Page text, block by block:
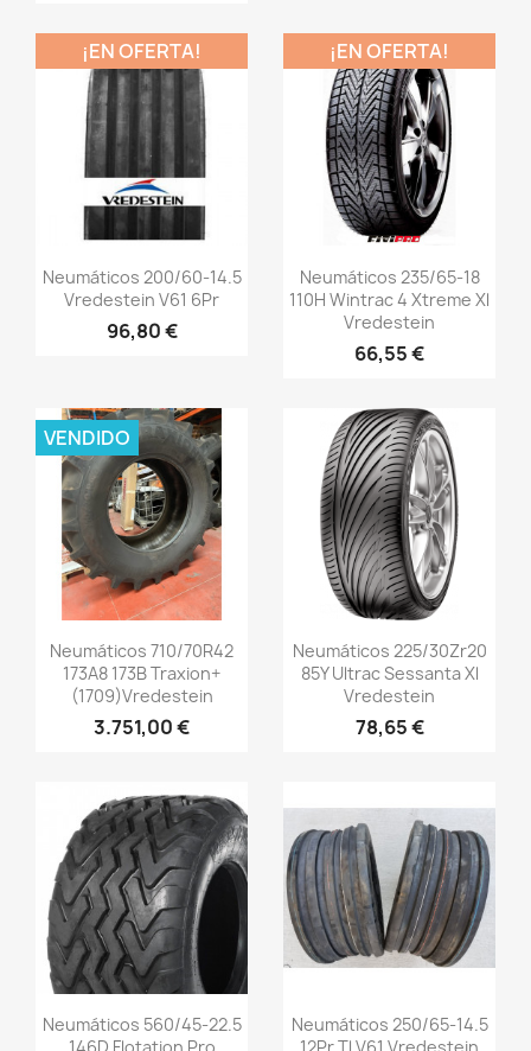
Vista rápida
Neumáticos 200/60-14.5
Vredestein V61 6Pr
96,80 €
¡EN OFERTA!
Vista rápida
Neumáticos 235/65-18
110H Wintrac 4 Xtreme Xl
Vredestein
66,55 €
¡EN OFERTA!
Vista rápida
Neumáticos 710/70R42
173A8 173B Traxion+
(1709)Vredestein
3.751,00 €
VENDIDO
Vista rápida
Neumáticos 225/30Zr20
85Y Ultrac Sessanta Xl
Vredestein
78,65 €
Vista rápida
Neumáticos 560/45-22.5
Vista rápida
Neumáticos 250/65-14.5